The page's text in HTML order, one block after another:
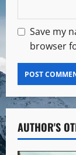
Save my
browser
AUTHOR'S